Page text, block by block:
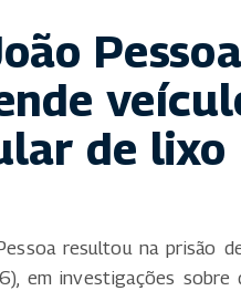
de lixo
resultou na prisão
em investigações